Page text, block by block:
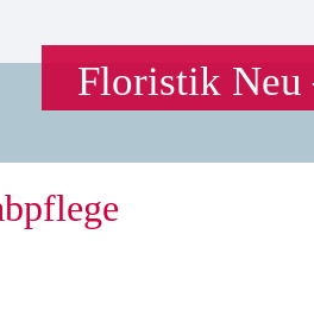
Floristik Neu